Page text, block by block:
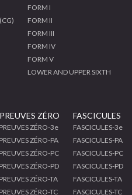
FORM I
FORM II
FORM III
FORM IV
FORM V
LOWER AND UPPER SIXTH
ZÉRO
ZÉRO-3e
ZÉRO-PA
ZÉRO-PC
ZÉRO-PD
ZÉRO-TA
ZÉRO-TC
FASCICULES
FASCICULES-3e
FASCICULES-PA
FASCICULES-PC
FASCICULES-PD
FASCICULES-TA
FASCICULES-TC